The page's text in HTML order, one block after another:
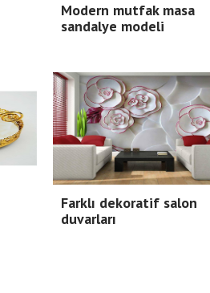
Modern mutfak masa
sandalye modeli
Farklı dekoratif salon
duvarları